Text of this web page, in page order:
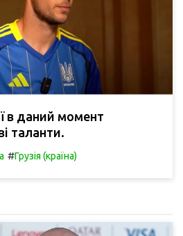
в даний момент
таланти.
#Грузія (країна)